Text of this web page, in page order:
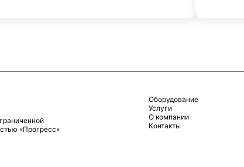
«Прогресс»
Оборудование
Услуги
О компании
Контакты